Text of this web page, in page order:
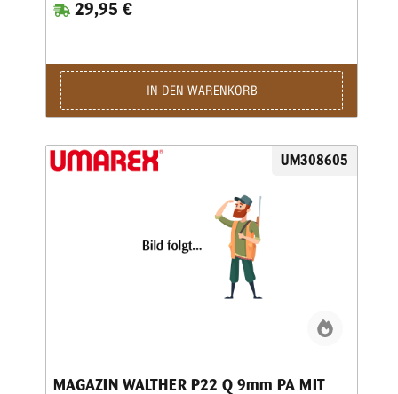
29,95 €
IN DEN WARENKORB
UM308605
MAGAZIN WALTHER P22 Q 9mm PA MIT